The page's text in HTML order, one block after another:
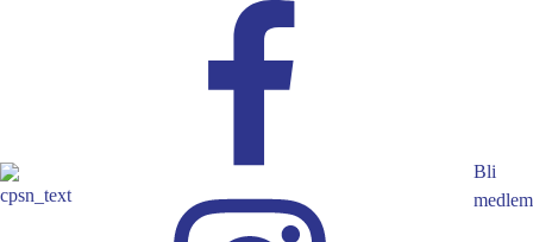
Bli
medlem